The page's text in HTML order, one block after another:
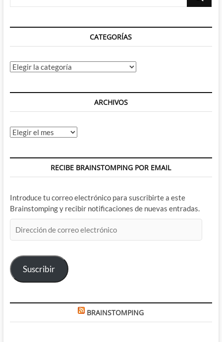
CATEGORÍAS
Categorías
ARCHIVOS
Archivos
RECIBE BRAINSTOMPING POR EMAIL
Introduce tu correo electrónico para suscribirte a este
Brainstomping y recibir notificaciones de nuevas entradas.
de
electrónico
Suscribir
BRAINSTOMPING